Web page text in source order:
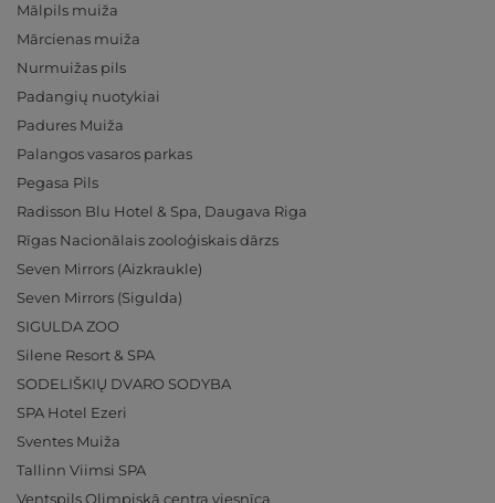
Mālpils muiža
Mārcienas muiža
Nurmuižas pils
Padangių nuotykiai
Padures Muiža
Palangos vasaros parkas
Pegasa Pils
Radisson Blu Hotel & Spa, Daugava Riga
Rīgas Nacionālais zooloģiskais dārzs
Seven Mirrors (Aizkraukle)
Seven Mirrors (Sigulda)
SIGULDA ZOO
Silene Resort & SPA
SODELIŠKIŲ DVARO SODYBA
SPA Hotel Ezeri
Sventes Muiža
Tallinn Viimsi SPA
Ventspils Olimpiskā centra viesnīca